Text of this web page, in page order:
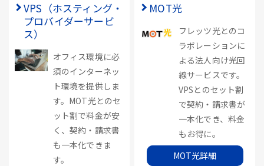
VPS（ホスティング・
プロバイダーサービ
ス）
オフィス環境に必
須のインターネッ
ト環境を提供しま
す。MOT光とのセ
ット割で料金が安
く、契約・請求書
も一本化できま
す。
MOT光
フレッツ光とのコ
ラボレーションに
よる法人向け光回
線サービスです。
VPSとのセット割
で契約・請求書が
一本化でき、料金
もお得に。
MOT光詳細